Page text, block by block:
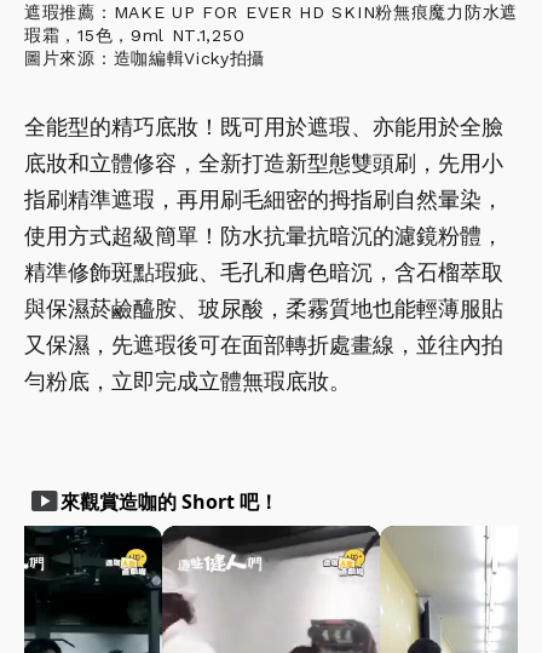
遮瑕推薦：MAKE UP FOR EVER HD SKIN粉無痕魔力防水遮
瑕霜，15色，9ml NT.1,250
圖片來源：造咖編輯Vicky拍攝
全能型的精巧底妝！既可用於遮瑕、亦能用於全臉
底妝和立體修容，全新打造新型態雙頭刷，先用小
指刷精準遮瑕，再用刷毛細密的拇指刷自然暈染，
使用方式超級簡單！防水抗暈抗暗沉的濾鏡粉體，
精準修飾斑點瑕疵、毛孔和膚色暗沉，含石榴萃取
與保濕菸鹼醯胺、玻尿酸，柔霧質地也能輕薄服貼
又保濕，先遮瑕後可在面部轉折處畫線，並往內拍
勻粉底，立即完成立體無瑕底妝。
smart_display來觀賞造咖的 Short 吧！